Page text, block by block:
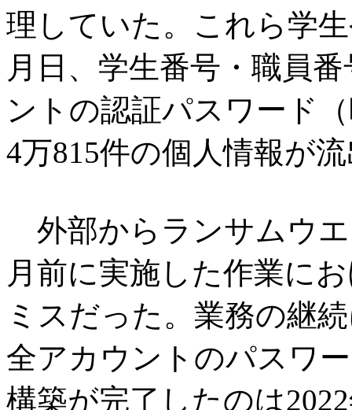
理していた。これら学
月日、学生番号・職員
ントの認証パスワード
4万815件の個人情報が
外部からランサムウ
月前に実施した作業に
ミスだった。業務の継
全アカウントのパスワ
構築が完了したのは